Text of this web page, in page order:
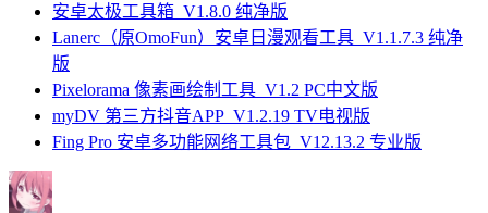
安卓太极工具箱_V1.8.0 纯净版
Lanerc（原OmoFun）安卓日漫观看工具_V1.1.7.3 纯净
版
Pixelorama 像素画绘制工具_V1.2 PC中文版
myDV 第三方抖音APP_V1.2.19 TV电视版
Fing Pro 安卓多功能网络工具包_V12.13.2 专业版